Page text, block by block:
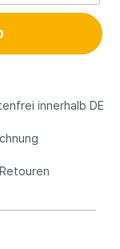
innerhalb DE